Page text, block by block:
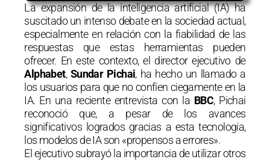
La expansión de la inteligencia artificial (IA) ha
suscitado un intenso debate en la sociedad actual,
especialmente en relación con la fiabilidad de las
respuestas que estas herramientas pueden
ofrecer. En este contexto, el director ejecutivo de
Alphabet, Sundar Pichai, ha hecho un llamado a
los usuarios para que no confíen ciegamente en la
IA. En una reciente entrevista con la BBC, Pichai
reconoció que, a pesar de los avances
significativos logrados gracias a esta tecnología,
los modelos de IA son «propensos a errores».
El ejecutivo subrayó la importancia de utilizar otros